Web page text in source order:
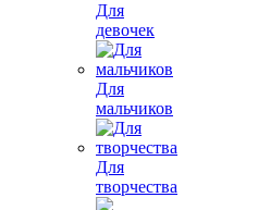
Для
девочек
Для
мальчиков
Для
творчества